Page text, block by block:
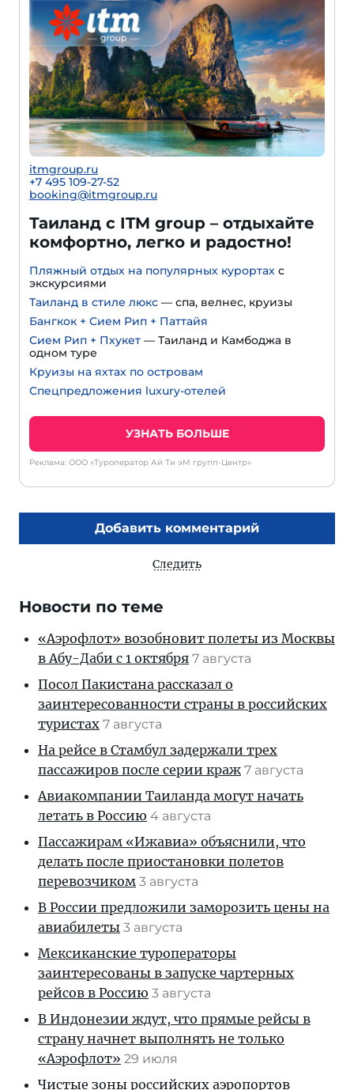
itmgroup.ru
+7 495 109-27-52
booking@itmgroup.ru
Таиланд с ITM group – отдыхайте
комфортно, легко и радостно!
Пляжный отдых на популярных курортах с
экскурсиями
Таиланд в стиле люкс — спа, велнес, круизы
Бангкок + Сием Рип + Паттайя
Сием Рип + Пхукет — Таиланд и Камбоджа в
одном туре
Круизы на яхтах по островам
Спецпредложения luxury-отелей
УЗНАТЬ БОЛЬШЕ
Реклама: ООО «Туроператор Ай Ти эМ групп-Центр»
Добавить комментарий
Следить
Новости по теме
«Аэрофлот» возобновит полеты из Москвы
в Абу-Даби с 1 октября 7 августа
Посол Пакистана рассказал о
заинтересованности страны в российских
туристах 7 августа
На рейсе в Стамбул задержали трех
пассажиров после серии краж 7 августа
Авиакомпании Таиланда могут начать
летать в Россию 4 августа
Пассажирам «Ижавиа» объяснили, что
делать после приостановки полетов
перевозчиком 3 августа
В России предложили заморозить цены на
авиабилеты 3 августа
Мексиканские туроператоры
заинтересованы в запуске чартерных
рейсов в Россию 3 августа
В Индонезии ждут, что прямые рейсы в
страну начнет выполнять не только
«Аэрофлот» 29 июля
Чистые зоны российских аэропортов